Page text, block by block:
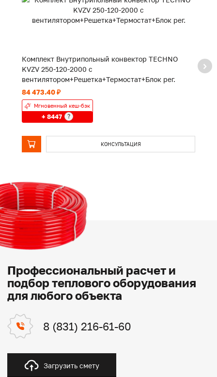
Комплект Внутрипольный конвектор TECHNO
KVZV 250-120-2000 с
вентилятором+Решетка+Термостат+Блок рег.
84 473.40 ₽
Мгновенный кеш-бэк
+ 8447 ?
КОНСУЛЬТАЦИЯ
Профессиональный расчет и
подбор теплового оборудования
для любого объекта
8 (831) 216-61-60
Загрузить смету